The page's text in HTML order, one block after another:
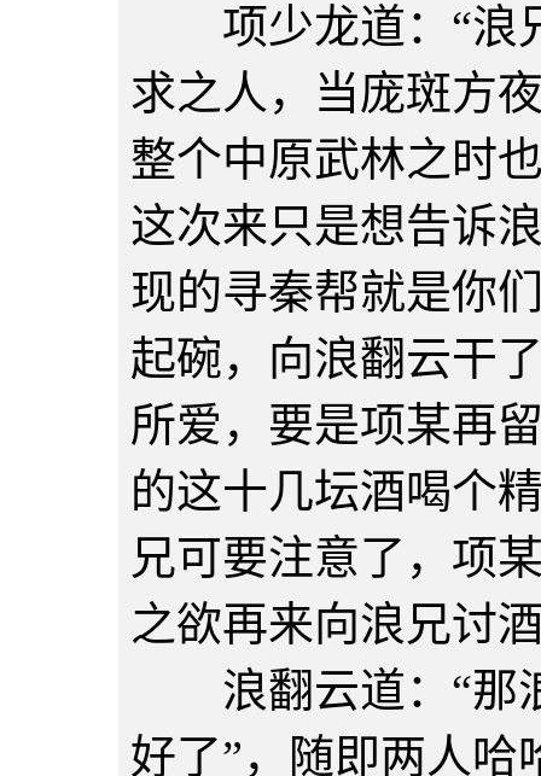
项少龙道：“浪
求之人，当庞斑方
整个中原武林之时
这次来只是想告诉
现的寻秦帮就是你
起碗，向浪翻云干
所爱，要是项某再
的这十几坛酒喝个
兄可要注意了，项
之欲再来向浪兄讨
浪翻云道：“那
好了”，随即两人哈